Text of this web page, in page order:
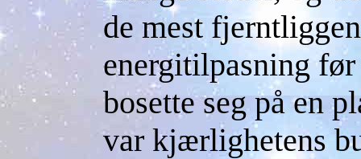
de mest
energitilpasning
bosette seg på en
var kjærlighetens